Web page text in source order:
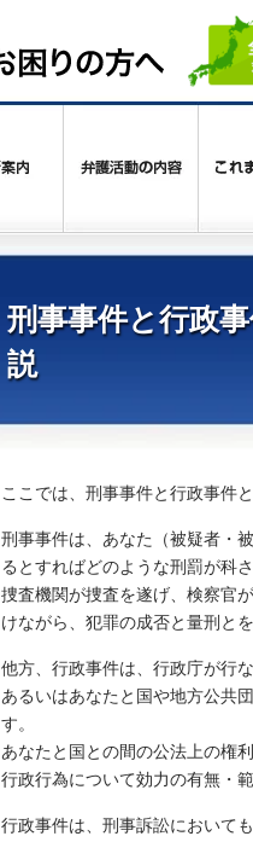
刑事事件と行政
説
ここでは、刑事事件と行政事件
刑事事件は、あなた（被疑者・
るとすればどのような刑罰が科
捜査機関が捜査を遂げ、検察官
けながら、犯罪の成否と量刑と
他方、行政事件は、行政庁が行
あるいはあなたと国や地方公共
す。
あなたと国との間の公法上の権
行政行為について効力の有無・
行政事件は、刑事訴訟において